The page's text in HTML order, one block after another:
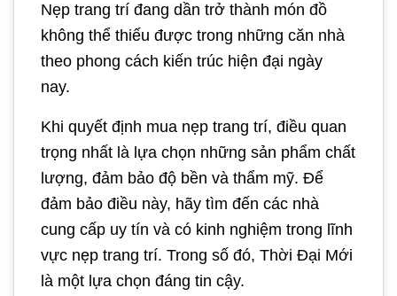
Nẹp trang trí đang dần trở thành món đồ
không thể thiếu được trong những căn nhà
theo phong cách kiến trúc hiện đại ngày
nay.
Khi quyết định mua nẹp trang trí, điều quan
trọng nhất là lựa chọn những sản phẩm chất
lượng, đảm bảo độ bền và thẩm mỹ. Để
đảm bảo điều này, hãy tìm đến các nhà
cung cấp uy tín và có kinh nghiệm trong lĩnh
vực nẹp trang trí. Trong số đó, Thời Đại Mới
là một lựa chọn đáng tin cậy.